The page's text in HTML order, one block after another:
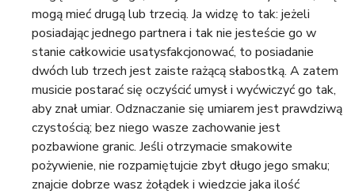
mogą mieć drugą lub trzecią. Ja widzę to tak: jeżeli
posiadając jednego partnera i tak nie jesteście go w
stanie całkowicie usatysfakcjonować, to posiadanie
dwóch lub trzech jest zaiste rażącą słabostką. A zatem
musicie postarać się oczyścić umysł i wyćwiczyć go tak,
aby znał umiar. Odznaczanie się umiarem jest prawdziwą
czystością; bez niego wasze zachowanie jest
pozbawione granic. Jeśli otrzymacie smakowite
pożywienie, nie rozpamiętujcie zbyt długo jego smaku;
znajcie dobrze wasz żołądek i wiedzcie jaka ilość